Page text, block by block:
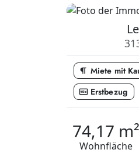
format_paragraph Miete mit
fiber_new Erstbezug
74,17 m²
Wohnfläche